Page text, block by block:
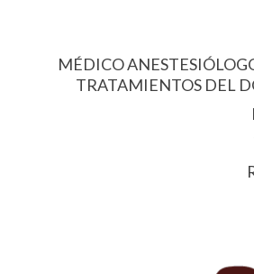
MÉDICO
TRATAMIENTOS DEL